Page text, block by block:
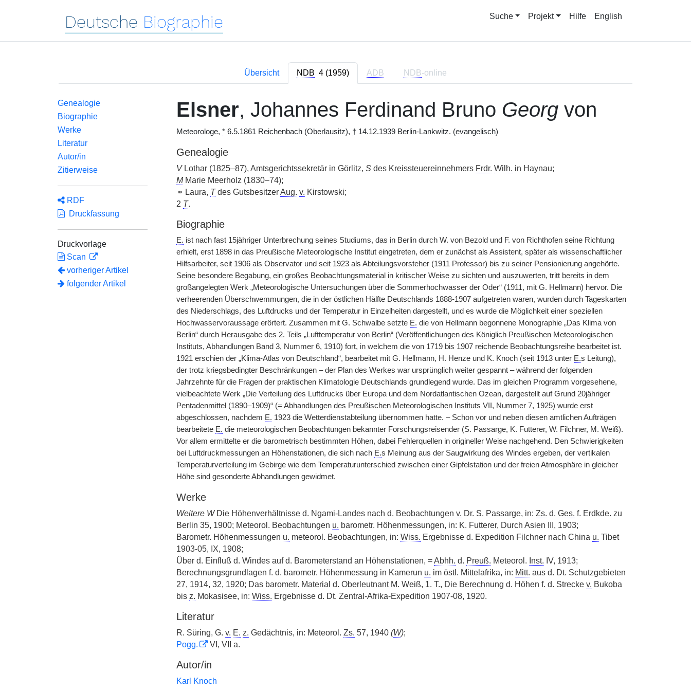
Deutsche Biographie Suche Projekt Hilfe English
Übersicht NDB 4 (1959) ADB NDB-online
Genealogie
Biographie
Werke
Literatur
Autor/in
Zitierweise
RDF
Druckfassung
Druckvorlage
Scan
vorheriger Artikel
folgender Artikel
Elsner, Johannes Ferdinand Bruno Georgvon
Meteorologe, *6.5.1861 Reichenbach (Oberlausitz), †14.12.1939 Berlin-Lankwitz. (evangelisch)
Genealogie
VLothar (1825–87), Amtsgerichtssekretär in Görlitz, Sdes Kreissteuereinnehmers Frdr. Wilh. in Haynau;
MMarie Meerholz (1830–74);
⚭ Laura, Tdes GutsbesitzerAug. v. Kirstowski;
2 T.
Biographie
E. ist nach fast 15jähriger Unterbrechung seines Studiums, das in Berlin durch W. von Bezold und F. von Richthofen seine Richtung
erhielt, erst 1898 in das Preußische Meteorologische Institut eingetreten, dem er zunächst als Assistent, später als wissenschaftlicher
Hilfsarbeiter, seit 1906 als Observator und seit 1923 als Abteilungsvorsteher (1911 Professor) bis zu seiner Pensionierung angehörte.
Seine besondere Begabung, ein großes Beobachtungsmaterial in kritischer Weise zu sichten und auszuwerten, tritt bereits in dem
großangelegten Werk „Meteorologische Untersuchungen über die Sommerhochwasser der Oder“ (1911, mit G. Hellmann) hervor. Die
verheerenden Überschwemmungen, die in der östlichen Hälfte Deutschlands 1888-1907 aufgetreten waren, wurden durch Tageskarten
des Niederschlags, des Luftdrucks und der Temperatur in Einzelheiten dargestellt, und es wurde die Möglichkeit einer speziellen
Hochwasservoraussage erörtert. Zusammen mit G. Schwalbe setzte E. die von Hellmann begonnene Monographie „Das Klima von
Berlin“ durch Herausgabe des 2. Teils „Lufttemperatur von Berlin“ (Veröffentlichungen des Königlich Preußischen Meteorologischen
Instituts, Abhandlungen Band 3, Nummer 6, 1910) fort, in welchem die von 1719 bis 1907 reichende Beobachtungsreihe bearbeitet ist.
1921 erschien der „Klima-Atlas von Deutschland“, bearbeitet mit G. Hellmann, H. Henze und K. Knoch (seit 1913 unter E.s Leitung),
der trotz kriegsbedingter Beschränkungen – der Plan des Werkes war ursprünglich weiter gespannt – während der folgenden
Jahrzehnte für die Fragen der praktischen Klimatologie Deutschlands grundlegend wurde. Das im gleichen Programm vorgesehene,
vielbeachtete Werk „Die Verteilung des Luftdrucks über Europa und dem Nordatlantischen Ozean, dargestellt auf Grund 20jähriger
Pentadenmittel (1890–1909)“ (= Abhandlungen des Preußischen Meteorologischen Instituts VII, Nummer 7, 1925) wurde erst
abgeschlossen, nachdem E. 1923 die Wetterdienstabteilung übernommen hatte. – Schon vor und neben diesen amtlichen Aufträgen
bearbeitete E. die meteorologischen Beobachtungen bekannter Forschungsreisender (S. Passarge, K. Futterer, W. Filchner, M. Weiß).
Vor allem ermittelte er die barometrisch bestimmten Höhen, dabei Fehlerquellen in origineller Weise nachgehend. Den Schwierigkeiten
bei Luftdruckmessungen an Höhenstationen, die sich nach E.s Meinung aus der Saugwirkung des Windes ergeben, der vertikalen
Temperaturverteilung im Gebirge wie dem Temperaturunterschied zwischen einer Gipfelstation und der freien Atmosphäre in gleicher
Höhe sind gesonderte Abhandlungen gewidmet.
Werke
Weitere WDie Höhenverhältnisse d. Ngami-Landes nach d. Beobachtungen v. Dr. S. Passarge, in: Zs. d. Ges. f. Erdkde. zu
Berlin 35, 1900; Meteorol. Beobachtungen u. barometr. Höhenmessungen, in: K. Futterer, Durch Asien III, 1903;
Barometr. Höhenmessungen u. meteorol. Beobachtungen, in: Wiss. Ergebnisse d. Expedition Filchner nach China u. Tibet
1903-05, IX, 1908;
Über d. Einfluß d. Windes auf d. Barometerstand an Höhenstationen, =Abhh. d. Preuß. Meteorol. Inst. IV, 1913;
Berechnungsgrundlagen f. d. barometr. Höhenmessung in Kamerun u. im östl. Mittelafrika, in: Mitt. aus d. Dt. Schutzgebieten
27, 1914, 32, 1920; Das barometr. Material d. Oberleutnant M. Weiß, 1. T., Die Berechnung d. Höhen f. d. Strecke v. Bukoba
bis z. Mokasisee, in: Wiss. Ergebnisse d. Dt. Zentral-Afrika-Expedition 1907-08, 1920.
Literatur
R. Süring, G. v. E. z. Gedächtnis, in: Meteorol. Zs. 57, 1940 (W);
Pogg.
VI, VII a.
Autor/in
Karl Knoch